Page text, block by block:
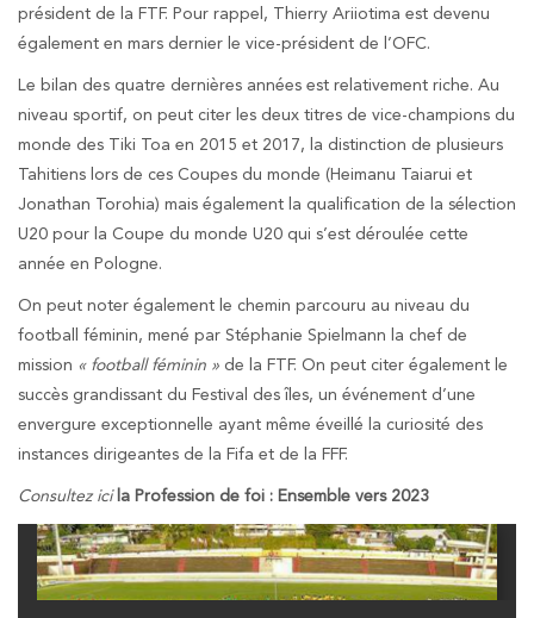
président de la FTF. Pour rappel, Thierry Ariiotima est devenu
également en mars dernier le vice-président de l’OFC.
Le bilan des quatre dernières années est relativement riche. Au
niveau sportif, on peut citer les deux titres de vice-champions du
monde des Tiki Toa en 2015 et 2017, la distinction de plusieurs
Tahitiens lors de ces Coupes du monde (Heimanu Taiarui et
Jonathan Torohia) mais également la qualification de la sélection
U20 pour la Coupe du monde U20 qui s’est déroulée cette
année en Pologne.
On peut noter également le chemin parcouru au niveau du
football féminin, mené par Stéphanie Spielmann la chef de
mission « football féminin » de la FTF. On peut citer également le
succès grandissant du Festival des îles, un événement d’une
envergure exceptionnelle ayant même éveillé la curiosité des
instances dirigeantes de la Fifa et de la FFF.
Consultez icila Profession de foi : Ensemble vers 2023